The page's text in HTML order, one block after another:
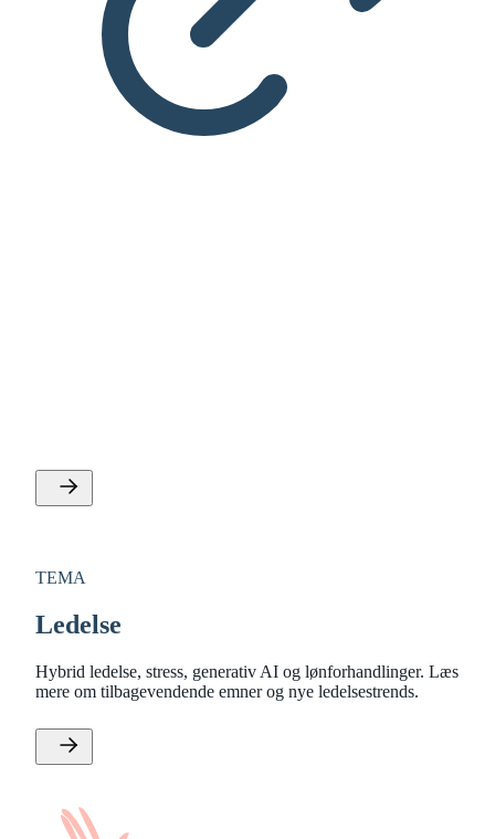
TEMA
Ledelse
Hybrid ledelse, stress, generativ AI og lønforhandlinger. Læs
mere om tilbagevendende emner og nye ledelsestrends.